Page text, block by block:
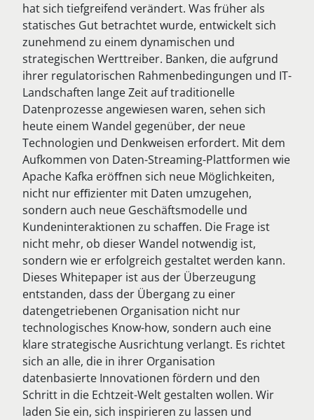
hat sich tiefgreifend verändert. Was früher als
statisches Gut betrachtet wurde, entwickelt sich
zunehmend zu einem dynamischen und
strategischen Werttreiber. Banken, die aufgrund
ihrer regulatorischen Rahmenbedingungen und IT-
Landschaften lange Zeit auf traditionelle
Datenprozesse angewiesen waren, sehen sich
heute einem Wandel gegenüber, der neue
Technologien und Denkweisen erfordert. Mit dem
Aufkommen von Daten-Streaming-Plattformen wie
Apache Kafka eröﬀnen sich neue Möglichkeiten,
nicht nur eﬃzienter mit Daten umzugehen,
sondern auch neue Geschäftsmodelle und
Kundeninteraktionen zu schaﬀen. Die Frage ist
nicht mehr, ob dieser Wandel notwendig ist,
sondern wie er erfolgreich gestaltet werden kann.
Dieses Whitepaper ist aus der Überzeugung
entstanden, dass der Übergang zu einer
datengetriebenen Organisation nicht nur
technologisches Know-how, sondern auch eine
klare strategische Ausrichtung verlangt. Es richtet
sich an alle, die in ihrer Organisation
datenbasierte Innovationen fördern und den
Schritt in die Echtzeit-Welt gestalten wollen. Wir
laden Sie ein, sich inspirieren zu lassen und